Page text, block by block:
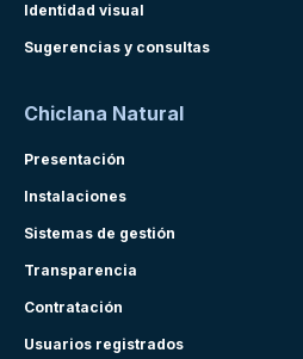
Identidad visual
Sugerencias y consultas
Chiclana Natural
Presentación
Instalaciones
Sistemas de gestión
Transparencia
Contratación
Usuarios registrados